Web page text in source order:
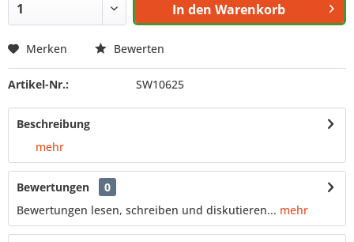
In den Warenkorb
Merken Bewerten
Artikel-Nr.: SW10625
Beschreibung
mehr
Bewertungen
0
Bewertungen lesen, schreiben und diskutieren... mehr